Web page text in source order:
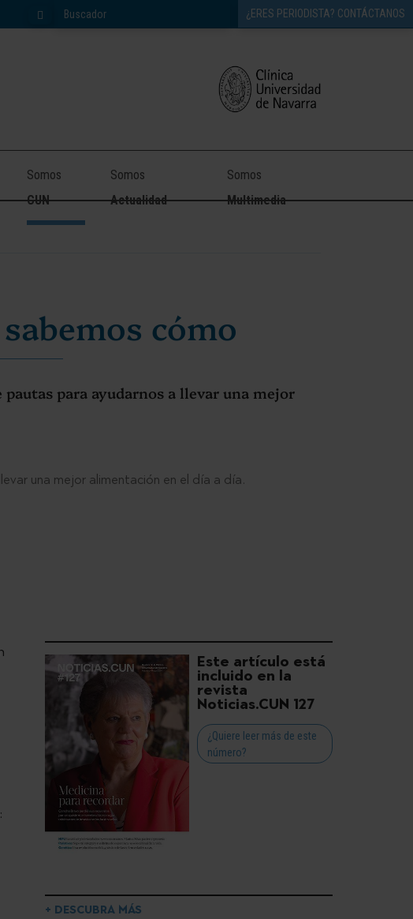
¿ERES PERIODISTA? CONTÁCTANOS
Somos
CUN
Somos
Actualidad
Somos
Multimedia
cómo
para ayudarnos a llevar una mejor
una mejor alimentación en el día a día.
Este artículo está
incluido en la
revista
Noticias.CUN 127
¿Quiere leer más de este
número?
+ DESCUBRA MÁS